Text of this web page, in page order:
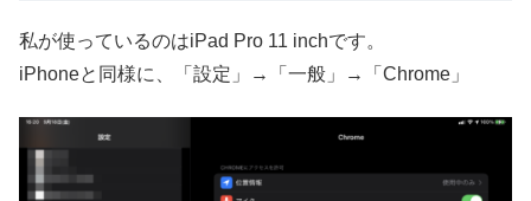
私が使っているのはiPad Pro 11 inchです。
iPhoneと同様に、「設定」→「一般」→「Chrome」